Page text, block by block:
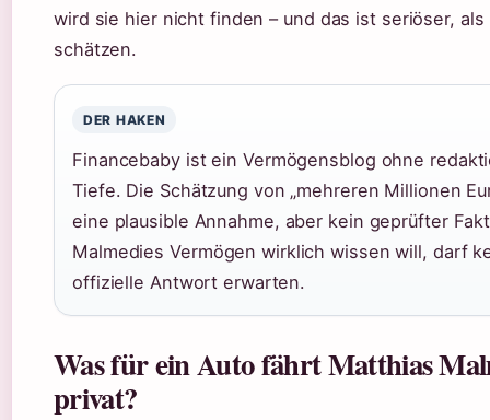
wird sie hier nicht finden – und das ist seriöser, als
schätzen.
DER HAKEN
Financebaby ist ein Vermögensblog ohne
Tiefe. Die Schätzung von „mehreren Millionen
eine plausible Annahme, aber kein geprüfter
Malmedies Vermögen wirklich wissen will, darf
offizielle Antwort erwarten.
Was für ein Auto fährt Matthias
privat?